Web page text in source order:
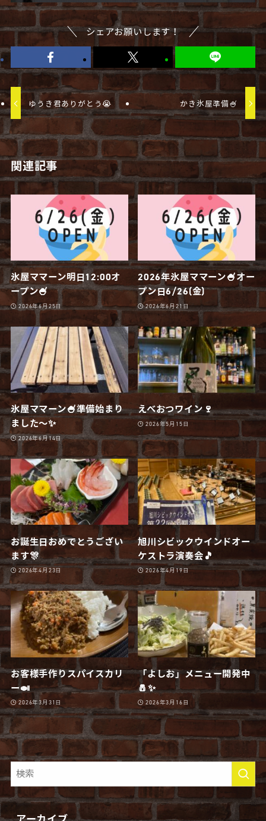
シェアお願いします！
ゆうき君ありがとう😭 かき氷屋準備🍧
関連記事
氷屋ママーン明日12:00オ
ープン🍧
2026年6月25日
2026年氷屋ママーン🍧オー
プン日6/26(金)
2026年6月21日
氷屋ママーン🍧準備始まり
ました〜✨
2026年6月14日
えべおつワイン🍷
2026年5月15日
お誕生日おめでとうござい
ます🎊
2026年4月23日
旭川シビックウインドオー
ケストラ演奏会🎵
2026年4月19日
お客様手作りスパイスカリ
ー🍛
2026年3月31日
「よしお」メニュー開発中
🧂✨
2026年3月16日